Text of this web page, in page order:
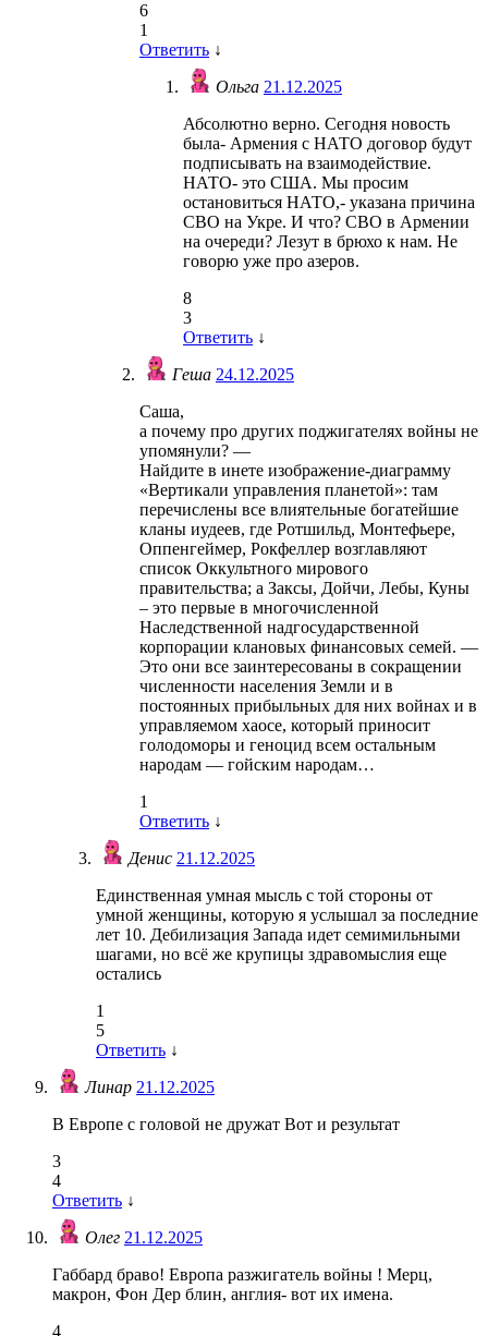
6
1
Ответить ↓
Ольга 21.12.2025
Абсолютно верно. Сегодня новость
была- Армения с НАТО договор будут
подписывать на взаимодействие.
НАТО- это США. Мы просим
остановиться НАТО,- указана причина
СВО на Укре. И что? СВО в Армении
на очереди? Лезут в брюхо к нам. Не
говорю уже про азеров.
8
3
Ответить ↓
Геша 24.12.2025
Саша,
а почему про других поджигателях войны не
упомянули? —
Найдите в инете изображение-диаграмму
«Вертикали управления планетой»: там
перечислены все влиятельные богатейшие
кланы иудеев, где Ротшильд, Монтефьере,
Оппенгеймер, Рокфеллер возглавляют
список Оккультного мирового
правительства; а Заксы, Дойчи, Лебы, Куны
– это первые в многочисленной
Наследственной надгосударственной
корпорации клановых финансовых семей. —
Это они все заинтересованы в сокращении
численности населения Земли и в
постоянных прибыльных для них войнах и в
управляемом хаосе, который приносит
голодоморы и геноцид всем остальным
народам — гойским народам…
1
Ответить ↓
Денис 21.12.2025
Единственная умная мысль с той стороны от
умной женщины, которую я услышал за последние
лет 10. Дебилизация Запада идет семимильными
шагами, но всё же крупицы здравомыслия еще
остались
1
5
Ответить ↓
Линар 21.12.2025
В Европе с головой не дружат Вот и результат
3
4
Ответить ↓
Олег 21.12.2025
Габбард браво! Европа разжигатель войны ! Мерц,
макрон, Фон Дер блин, англия- вот их имена.
4